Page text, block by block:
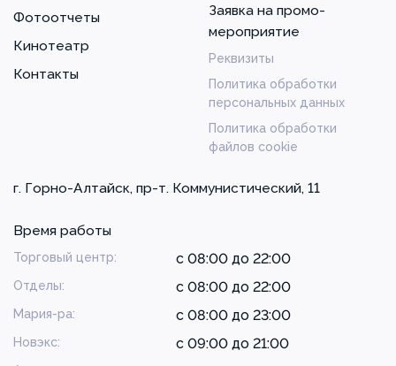
Фотоотчеты
Кинотеатр
Контакты
Заявка на промо-
мероприятие
Реквизиты
Политика обработки
персональных данных
Политика обработки
файлов cookie
г. Горно-Алтайск, пр-т. Коммунистический, 11
Время работы
Торговый центр: с 08:00 до 22:00
Отделы: с 08:00 до 22:00
Мария-ра: с 08:00 до 23:00
Новэкс: с 09:00 до 21:00